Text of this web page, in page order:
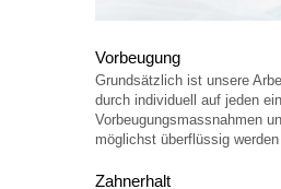
Vorbeugung
Grundsätzlich ist unsere
durch individuell auf jeden
Vorbeugungsmassnahmen
möglichst überflüssig
Zahnerhalt